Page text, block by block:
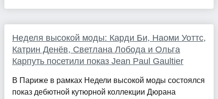
Неделя высокой моды: Карди Би, Наоми Уоттс,
Катрин Денёв, Светлана Лобода и Ольга
Карпуть посетили показ Jean Paul Gaultier
В Париже в рамках Недели высокой моды состоялся
показ дебютной кутюрной коллекции Дюрана